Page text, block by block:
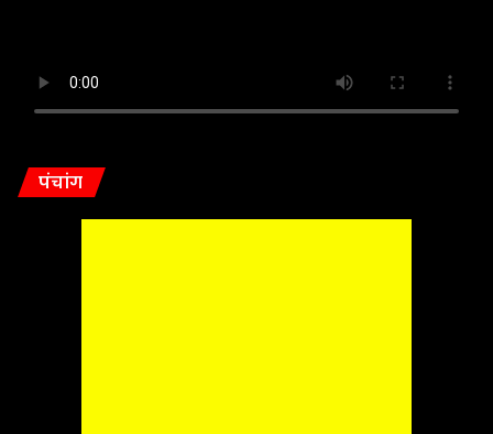
पंचांग